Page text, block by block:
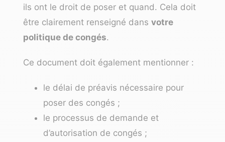
ils ont le droit de poser et quand. Cela doit
être clairement renseigné dans votre
politique de congés.
Ce document doit également mentionner :
le délai de préavis nécessaire pour
poser des congés ;
le processus de demande et
d’autorisation de congés ;